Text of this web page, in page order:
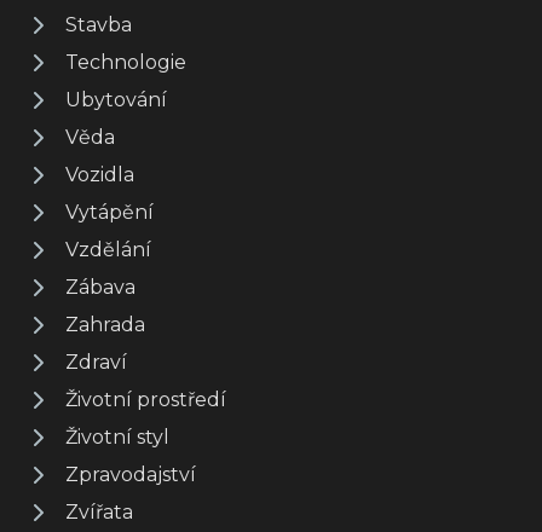
Stavba
Technologie
Ubytování
Věda
Vozidla
Vytápění
Vzdělání
Zábava
Zahrada
Zdraví
Životní prostředí
Životní styl
Zpravodajství
Zvířata